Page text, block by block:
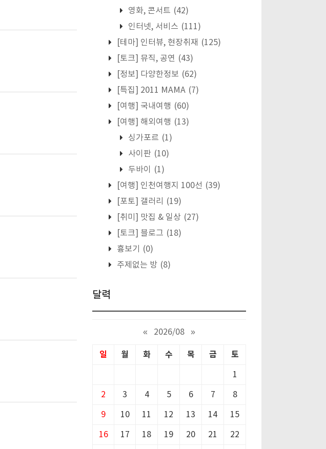
영화, 콘서트 (42)
인터넷, 서비스 (111)
[테마] 인터뷰, 현장취재 (125)
[토크] 뮤직, 공연 (43)
[정보] 다양한정보 (62)
[특집] 2011 MAMA (7)
[여행] 국내여행 (60)
[여행] 해외여행 (13)
싱가포르 (1)
사이판 (10)
두바이
(1)
[여행] 인천여행지 100선 (39)
[포토] 갤러리
(19)
[취미] 맛집 & 일상 (27)
[토크] 블로그 (18)
흉보기
(0)
주제없는 방 (8)
달력
« 2026/08 »
일 월 화 수 목 금 토
1
2 3 4 5 6 7 8
9 10 11 12 13 14 15
16 17 18 19 20 21 22